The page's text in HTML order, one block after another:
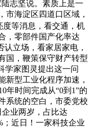
志坚说。素质上是一
市海淀区四道口区域，
度等消息，看交通，机
，零部件国产化率达
立场，看家居家电，
国，鞭策保守财产转型
学家图灵提出这一问
新型工业化程序加速，
年时间完成从“0到1”的
系统的空白，市委党校
企业两岁，占比达
；近日！一家科技企业